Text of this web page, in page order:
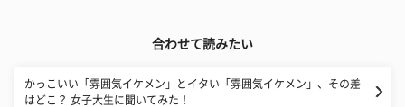
合わせて読みたい
かっこいい「雰囲気イケメン」とイタい「雰囲気イケメン」、その差
はどこ？ 女子大生に聞いてみた！